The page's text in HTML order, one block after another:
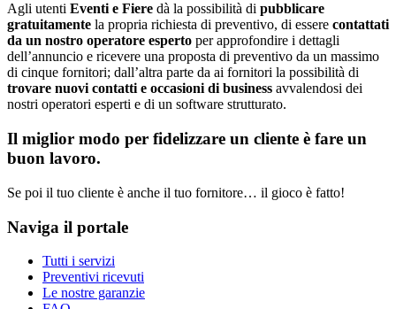
Agli utenti Eventi e Fiere dà la possibilità di pubblicare
gratuitamente la propria richiesta di preventivo, di essere contattati
da un nostro operatore esperto per approfondire i dettagli
dell’annuncio e ricevere una proposta di preventivo da un massimo
di cinque fornitori; dall’altra parte da ai fornitori la possibilità di
trovare nuovi contatti e occasioni di business avvalendosi dei
nostri operatori esperti e di un software strutturato.
Il miglior modo per fidelizzare un cliente è fare un
buon lavoro.
Se poi il tuo cliente è anche il tuo fornitore… il gioco è fatto!
Naviga il portale
Tutti i servizi
Preventivi ricevuti
Le nostre garanzie